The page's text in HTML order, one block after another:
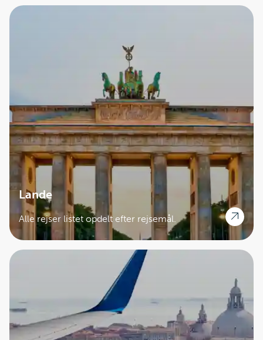
Lande
Alle rejser listet opdelt efter rejsemål.